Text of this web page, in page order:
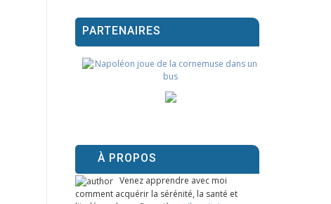
PARTENAIRES
À PROPOS
Venez apprendre avec moi
comment acquérir la sérénité, la santé et